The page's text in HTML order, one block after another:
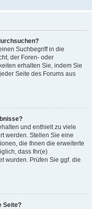
Suchbegriff in die
der Foren- oder
erhalten Sie, indem Sie
Seite des Forums aus
und enthielt zu viele
werden. Stellen Sie eine
die Ihnen die erweiterte
dass Ihr(e)
wurden. Prüfen Sie ggf. die
Seite?